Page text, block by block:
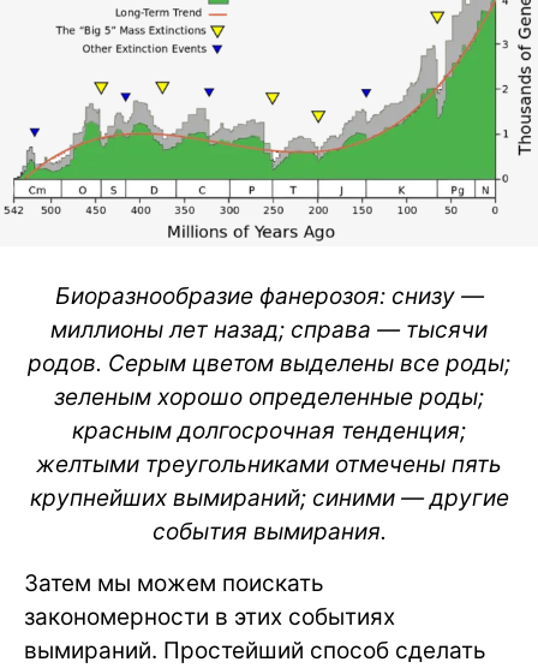
Биоразнообразие фанерозоя: снизу —
миллионы лет назад; справа — тысячи
родов. Серым цветом выделены все роды;
зеленым хорошо определенные роды;
красным долгосрочная тенденция;
желтыми треугольниками отмечены пять
крупнейших вымираний; синими — другие
события вымирания.
Затем мы можем поискать
закономерности в этих событиях
вымираний. Простейший способ сделать